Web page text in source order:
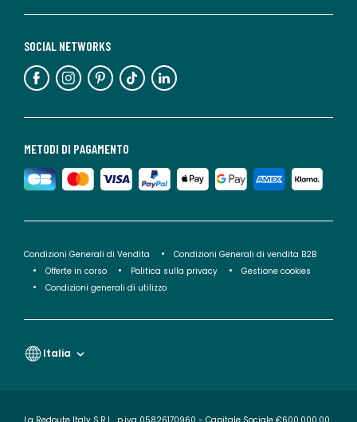
METODI DI PAGAMENTO
SOCIAL NETWORKS
Condizioni Generali di Vendita
Condizioni Generali di vendita B2B
Offerte in corso
Politica sulla privacy
Gestione cookies
Condizioni generali di utilizzo
Italia
La Redoute Italy S.R.L., p.iva 05826170960 - Capitale Sociale €600.000,00